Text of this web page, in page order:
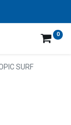
0
SURF